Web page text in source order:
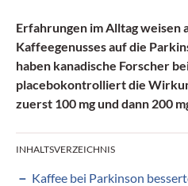
Erfahrungen im Alltag weisen
Kaffeegenusses auf die
haben kanadische Forscher
placebokontrolliert die
zuerst 100 mg und dann 200
INHALTSVERZEICHNIS
Kaffee bei Parkinson